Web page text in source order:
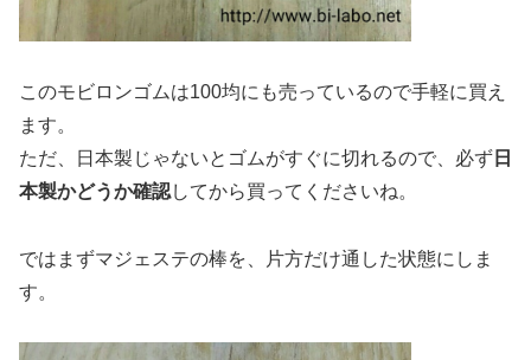
このモビロンゴムは100均にも売っているので手軽に買え
ます。
ただ、日本製じゃないとゴムがすぐに切れるので、必ず 日
本製かどうか確認してから買ってくださいね。
ではまずマジェステの棒を、片方だけ通した状態にしま
す。